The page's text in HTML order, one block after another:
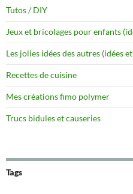
Tutos / DIY
Jeux et bricolages pour enfants
Les jolies idées des autres (idées
Recettes de cuisine
Mes créations fimo polymer
Trucs bidules et causeries
Tags